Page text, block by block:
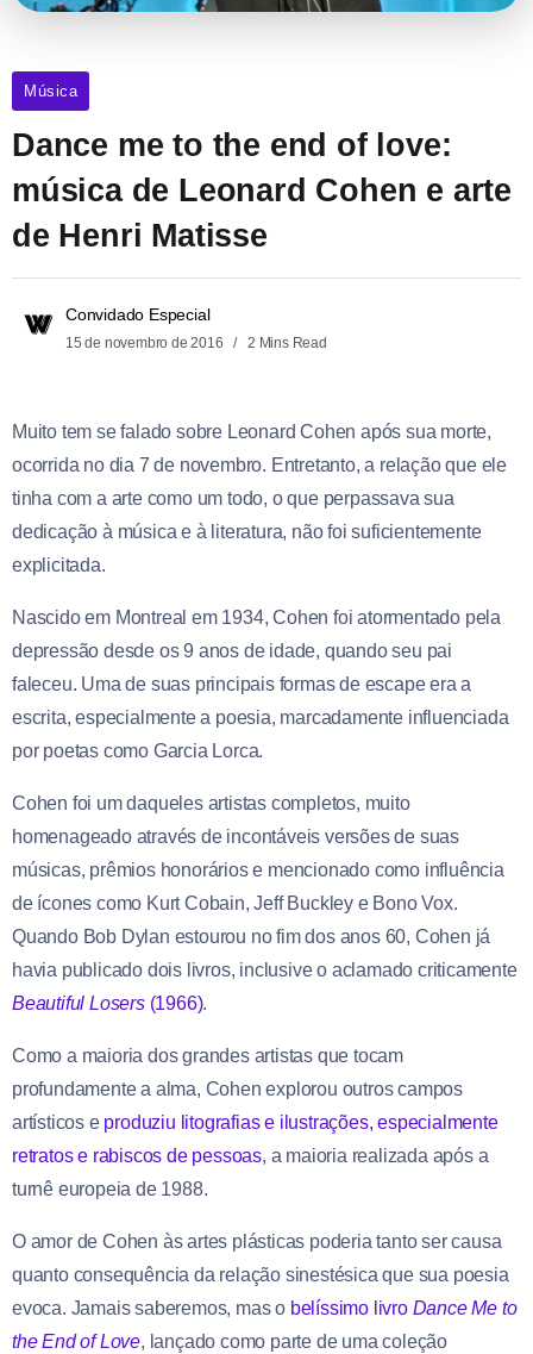
Música
Dance me to the end of love:
música de Leonard Cohen e arte
de Henri Matisse
Convidado Especial
15 de novembro de 2016 2 Mins Read
Muito tem se falado sobre Leonard Cohen após sua morte,
ocorrida no dia 7 de novembro. Entretanto, a relação que ele
tinha com a arte como um todo, o que perpassava sua
dedicação à música e à literatura, não foi suficientemente
explicitada.
Nascido em Montreal em 1934, Cohen foi atormentado pela
depressão desde os 9 anos de idade, quando seu pai
faleceu. Uma de suas principais formas de escape era a
escrita, especialmente a poesia, marcadamente influenciada
por poetas como Garcia Lorca.
Cohen foi um daqueles artistas completos, muito
homenageado através de incontáveis versões de suas
músicas, prêmios honorários e mencionado como influência
de ícones como Kurt Cobain, Jeff Buckley e Bono Vox.
Quando Bob Dylan estourou no fim dos anos 60, Cohen já
havia publicado dois livros, inclusive o aclamado criticamente
Beautiful Losers(1966).
Como a maioria dos grandes artistas que tocam
profundamente a alma, Cohen explorou outros campos
artísticos e produziu litografias e ilustrações, especialmente
retratos e rabiscos de pessoas, a maioria realizada após a
turnê europeia de 1988.
O amor de Cohen às artes plásticas poderia tanto ser causa
quanto consequência da relação sinestésica que sua poesia
evoca. Jamais saberemos, mas o belíssimo livro Dance Me to
the End of Love, lançado como parte de uma coleção